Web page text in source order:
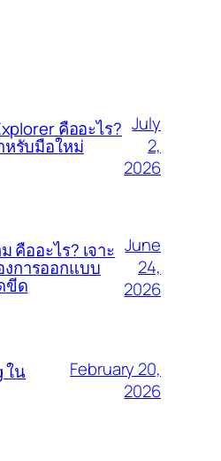
คืออะไร?
หรับมือใหม่
July
2,
2026
คืออะไร? เจาะ
การออกแบบ
ขีด
June
24,
2026
ใน
February 20,
2026